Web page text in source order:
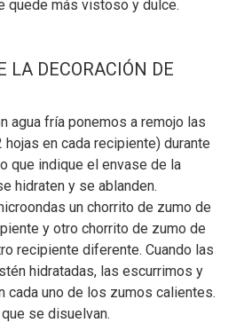
quede más vistoso y dulce.
LA DECORACIÓN DE
agua fría ponemos a remojo las
hojas en cada recipiente) durante
que indique el envase de la
hidraten y se ablanden.
un chorrito de zumo de
y otro chorrito de zumo de
recipiente diferente. Cuando las
hidratadas, las escurrimos y
cada uno de los zumos calientes.
se disuelvan.